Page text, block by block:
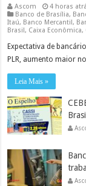
Ascom
4 horas
Banco de Brasília,
Itaú, Banco Mercantil,
Brasil, Caixa Econômica,
Expectativa de
PLR, aumento maior
Leia Mais »